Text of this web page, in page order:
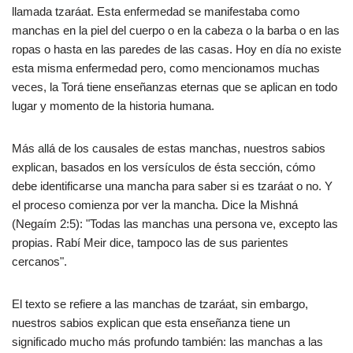
llamada tzaráat. Esta enfermedad se manifestaba como
manchas en la piel del cuerpo o en la cabeza o la barba o en las
ropas o hasta en las paredes de las casas. Hoy en día no existe
esta misma enfermedad pero, como mencionamos muchas
veces, la Torá tiene enseñanzas eternas que se aplican en todo
lugar y momento de la historia humana.
Más allá de los causales de estas manchas, nuestros sabios
explican, basados en los versículos de ésta sección, cómo
debe identificarse una mancha para saber si es tzaráat o no. Y
el proceso comienza por ver la mancha. Dice la Mishná
(Negaím 2:5): "Todas las manchas una persona ve, excepto las
propias. Rabí Meir dice, tampoco las de sus parientes
cercanos".
El texto se refiere a las manchas de tzaráat, sin embargo,
nuestros sabios explican que esta enseñanza tiene un
significado mucho más profundo también: las manchas a las